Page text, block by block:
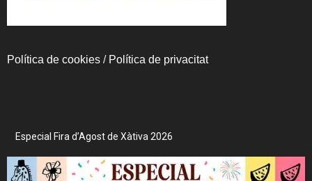
Política de cookies / Política de privacitat
Especial Fira d’Agost de Xàtiva 2026